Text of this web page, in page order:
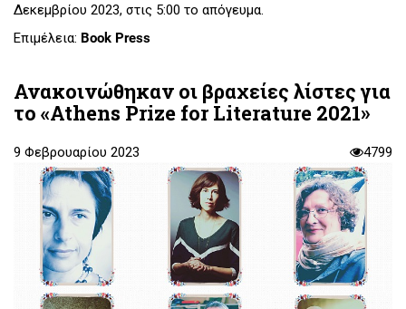
Δεκεμβρίου 2023, στις 5:00 το απόγευμα.
Επιμέλεια: Book Press
Ανακοινώθηκαν οι βραχείες λίστες για
το «Athens Prize for Literature 2021»
9 Φεβρουαρίου 2023 4799